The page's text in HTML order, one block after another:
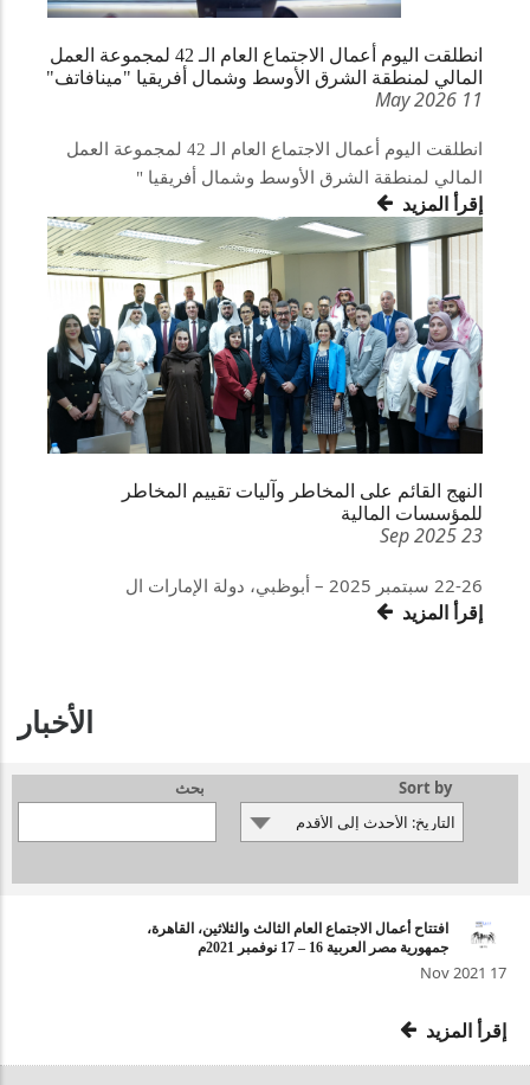
انطلقت اليوم أعمال الاجتماع العام الـ 42 لمجموعة العمل
المالي لمنطقة الشرق الأوسط وشمال أفريقيا "مينافاتف"
11 May 2026
انطلقت اليوم أعمال الاجتماع العام الـ 42 لمجموعة العمل
المالي لمنطقة الشرق الأوسط وشمال أفريقيا "
إقرأ المزيد
النهج القائم على المخاطر وآليات تقييم المخاطر
للمؤسسات المالية
23 Sep 2025
22-26 سبتمبر 2025 – أبوظبي، دولة الإمارات ال
إقرأ المزيد
الأخبار
بحث Sort by
افتتاح أعمال الاجتماع العام الثالث والثلاثين، القاهرة،
جمهورية مصر العربية 16 – 17 نوفمبر 2021م
17 Nov 2021
إقرأ المزيد